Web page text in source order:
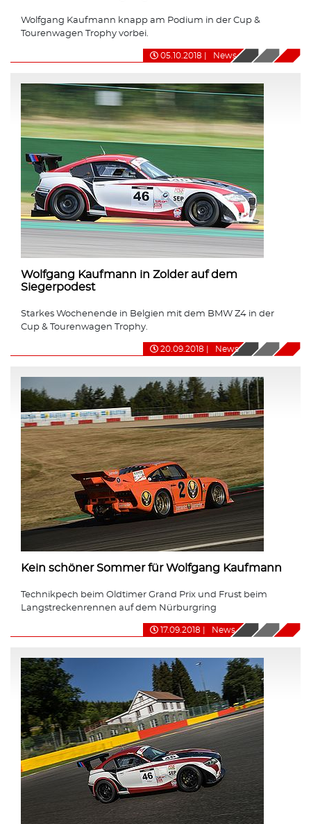
Wolfgang Kaufmann knapp am Podium in der Cup &
Tourenwagen Trophy vorbei.
05.10.2018 News
Wolfgang Kaufmann in Zolder auf dem
Siegerpodest
Starkes Wochenende in Belgien mit dem BMW Z4 in der
Cup & Tourenwagen Trophy.
20.09.2018 News
Kein schöner Sommer für Wolfgang Kaufmann
Technikpech beim Oldtimer Grand Prix und Frust beim
Langstreckenrennen auf dem Nürburgring
17.09.2018 News